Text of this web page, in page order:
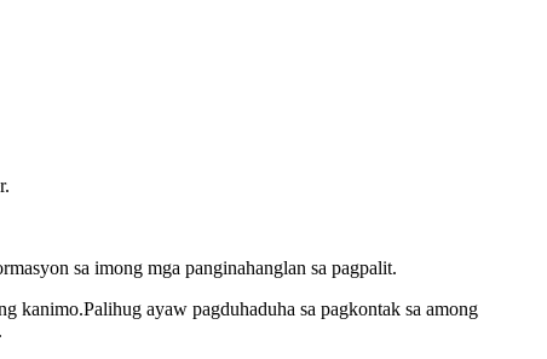
sa imong mga panginahanglan sa pagpalit.
kanimo.Palihug ayaw pagduhaduha sa pagkontak sa among